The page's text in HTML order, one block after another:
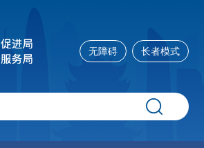
无障碍 长者模式